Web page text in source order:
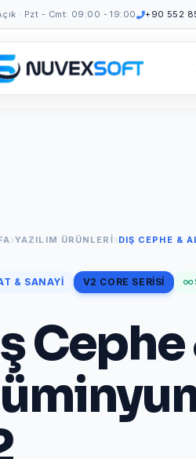
· Pzt - Cmt: 09:00 - 19:00 +90 552
YAZILIM ÜRÜNLERI DIŞ CEPHE &
& SANAYI V2 CORE SERISI
Cephe